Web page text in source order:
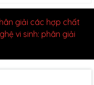
giải các hợp chất
vi sinh: phân giải